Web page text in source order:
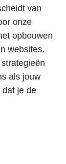
van
onze
opbouwen
websites,
als jouw
dat je de